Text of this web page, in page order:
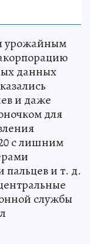
урожайным
данных
и даже
для
с лишним
пальцев и т. д.
службы